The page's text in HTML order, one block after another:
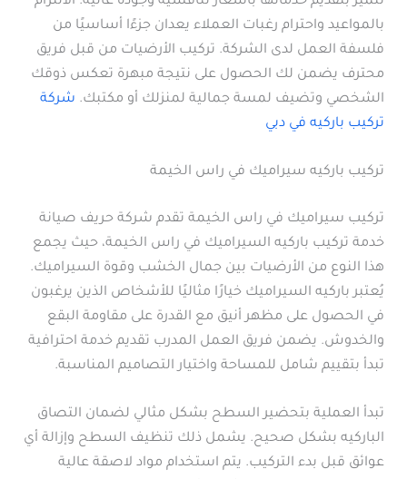
بالمواعيد واحترام رغبات العملاء يعدان جزءًا أساسيًا من
فلسفة العمل لدى الشركة. تركيب الأرضيات من قبل فريق
محترف يضمن لك الحصول على نتيجة مبهرة تعكس ذوقك
الشخصي وتضيف لمسة جمالية لمنزلك أو مكتبك. شركة
تركيب باركيه في دبي
تركيب باركيه سيراميك في راس الخيمة
تركيب سيراميك في راس الخيمة تقدم شركة حريف صيانة
خدمة تركيب باركيه السيراميك في راس الخيمة، حيث يجمع
هذا النوع من الأرضيات بين جمال الخشب وقوة السيراميك.
يُعتبر باركيه السيراميك خيارًا مثاليًا للأشخاص الذين يرغبون
في الحصول على مظهر أنيق مع القدرة على مقاومة البقع
والخدوش. يضمن فريق العمل المدرب تقديم خدمة احترافية
تبدأ بتقييم شامل للمساحة واختيار التصاميم المناسبة.
تبدأ العملية بتحضير السطح بشكل مثالي لضمان التصاق
الباركيه بشكل صحيح. يشمل ذلك تنظيف السطح وإزالة أي
عوائق قبل بدء التركيب. يتم استخدام مواد لاصقة عالية